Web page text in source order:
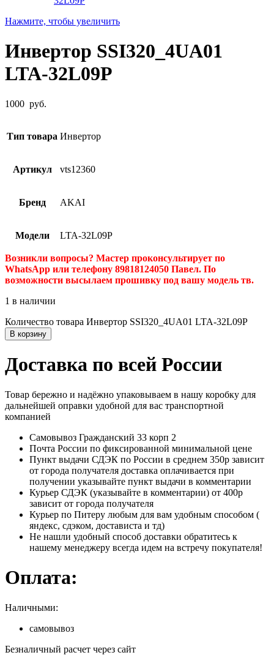
Нажмите, чтобы увеличить
Инвертор SSI320_4UA01
LTA-32L09P
1000 руб.
Тип товара Инвертор
Артикул vts12360
Бренд AKAI
Модели LTA-32L09P
Возникли вопросы? Мастер проконсультирует по
WhatsApp или телефону 89818124050 Павел. По
возможности высылаем прошивку под вашу модель тв.
1 в наличии
Количество товара Инвертор SSI320_4UA01 LTA-32L09P
В корзину
Доставка по всей России
Товар бережно и надёжно упаковываем в нашу коробку для
дальнейшей оправки удобной для вас транспортной
компанией
Самовывоз Гражданский 33 корп 2
Почта России по фиксированной минимальной цене
Пункт выдачи СДЭК по России в среднем 350р зависит
от города получателя доставка оплачивается при
получении указывайте пункт выдачи в комментарии
Курьер СДЭК (указывайте в комментарии) от 400р
зависит от города получателя
Курьер по Питеру любым для вам удобным способом (
яндекс, сдэком, достависта и тд)
Не нашли удобный способ доставки обратитесь к
нашему менеджеру всегда идем на встречу покупателя!
Оплата:
Наличными:
самовывоз
Безналичный расчет через сайт